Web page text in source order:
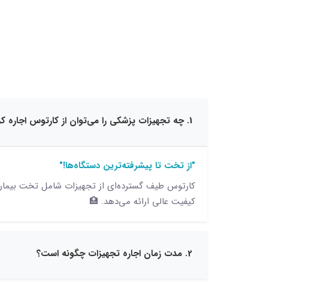
1. چه تجهیزات پزشکی را می‌توان از کارتوس اجاره کرد؟
"از تخت تا پیشرفته‌ترین دستگاه‌ها!"
کارتوس طیف گسترده‌ای از تجهیزات شامل تخت
کیفیت عالی ارائه می‌دهد. 🏥
2. مدت زمان اجاره تجهیزات چگونه است؟